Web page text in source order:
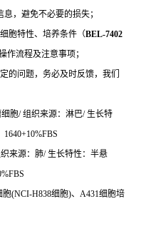
，避免不必要的损失；
胞特性、培养条件（BEL-7402
作流程及注意事项；
的问题，务必及时反馈，我们
胞/ 组织来源：淋巴/ 生长特
来源：肺/ 生长特性：半悬
(NCI-H838细胞)、A431细胞培